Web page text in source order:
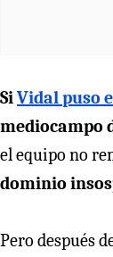
SiVidal puso
mediocampo
el equipo no
dominio
Pero después